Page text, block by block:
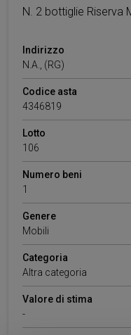
N. 2 bottiglie Riserva
Indirizzo
N.A.
(RG)
Codice asta
4346819
Lotto
106
Numero beni
1
Genere
Mobili
Categoria
Altra categoria
Valore di stima
-